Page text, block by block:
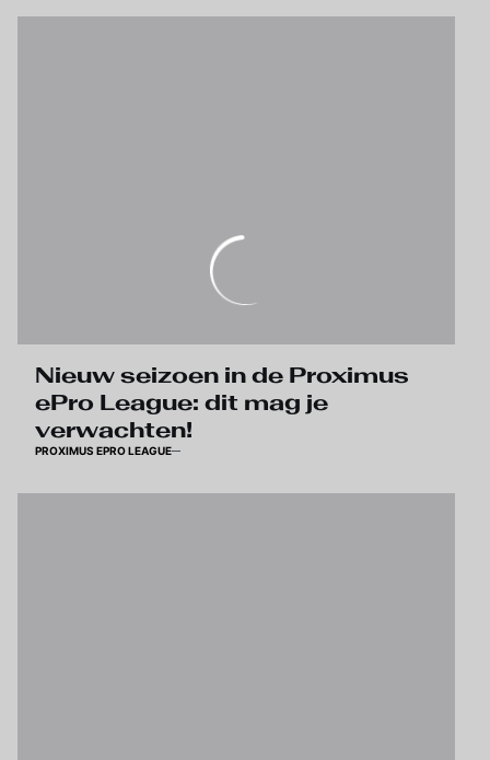
Nieuw seizoen in de Proximus
ePro League: dit mag je
verwachten!
PROXIMUS EPRO LEAGUE